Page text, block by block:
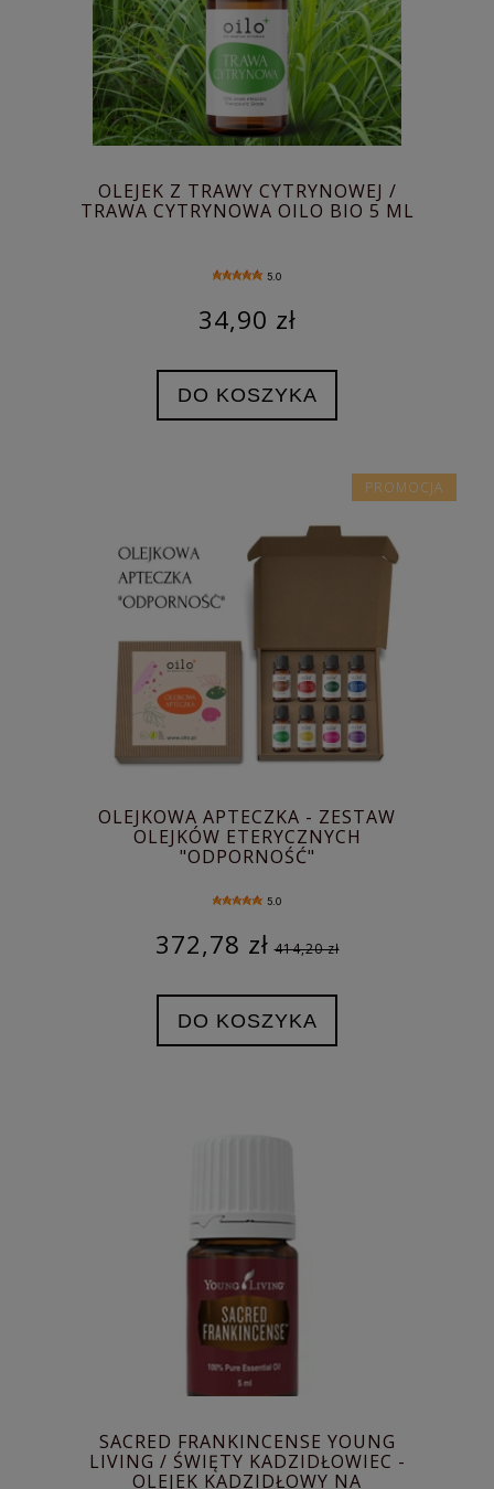
OLEJEK Z TRAWY CYTRYNOWEJ /
TRAWA CYTRYNOWA OILO BIO 5 ML
5.0
34,90 zł
DO KOSZYKA
OLEJKOWA APTECZKA - ZESTAW
OLEJKÓW ETERYCZNYCH
"ODPORNOŚĆ"
5.0
372,78 zł 414,20 zł
DO KOSZYKA
PROMOCJA
SACRED FRANKINCENSE YOUNG
LIVING / ŚWIĘTY KADZIDŁOWIEC -
OLEJEK KADZIDŁOWY NA